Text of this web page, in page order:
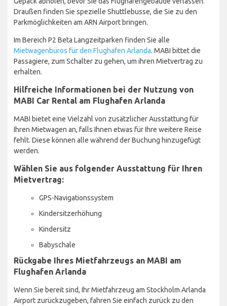
Draußen finden Sie spezielle Shuttlebusse, die Sie zu den
Parkmöglichkeiten am ARN Airport bringen.
Im Bereich P2 Beta Langzeitparken finden Sie alle
Mietwagenbüros für den Flughafen Arlanda. MABI bittet die
Passagiere, zum Schalter zu gehen, um ihren Mietvertrag zu
erhalten.
Hilfreiche Informationen bei der Nutzung von
MABI Car Rental am Flughafen Arlanda
MABI bietet eine Vielzahl von zusätzlicher Ausstattung für
Ihren Mietwagen an, falls Ihnen etwas für Ihre weitere Reise
fehlt. Diese können alle während der Buchung hinzugefügt
werden.
Wählen Sie aus folgender Ausstattung für Ihren
Mietvertrag:
GPS-Navigationssystem
Kindersitzerhöhung
Kindersitz
Babyschale
Rückgabe Ihres Mietfahrzeugs an MABI am
Flughafen Arlanda
Wenn Sie bereit sind, Ihr Mietfahrzeug am Stockholm Arlanda
Airport zurückzugeben, fahren Sie einfach zurück zu den